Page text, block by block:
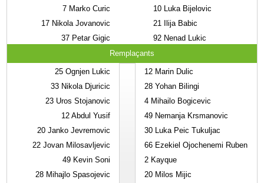
7 Marko Curic
17 Nikola Jovanovic
37 Petar Gigic
10 Luka Bijelovic
21 Ilija Babic
92 Nenad Lukic
Remplaçants
25 Ognjen Lukic
33 Nikola Djuricic
23 Uros Stojanovic
12 Abdul Yusif
20 Janko Jevremovic
22 Jovan Milosavljevic
49 Kevin Soni
28 Mihajlo Spasojevic
12 Marin Dulic
28 Yohan Bilingi
4 Mihailo Bogicevic
49 Nemanja Krsmanovic
30 Luka Peic Tukuljac
66 Ezekiel Ojochenemi Ruben
2 Kayque
20 Milos Mijic